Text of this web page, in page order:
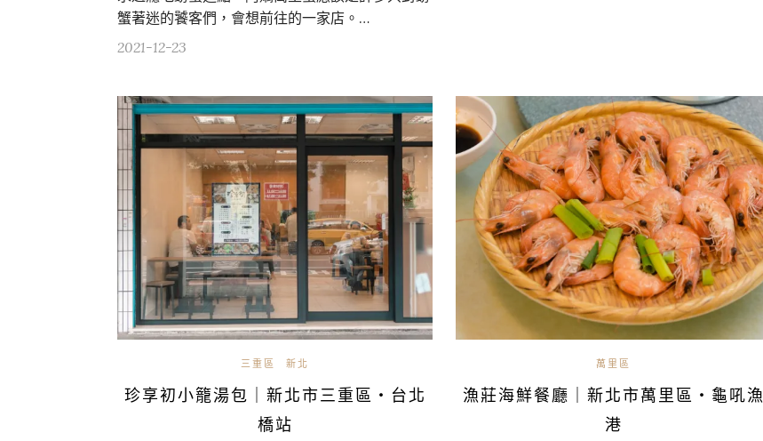
蟹著迷的饕客們，會想前往的一家店。…
2021-12-23
三重區 新北
珍享初小籠湯包｜新北市三重區・台北
橋站
萬里區
漁莊海鮮餐廳｜新北市萬里區・龜吼漁
港